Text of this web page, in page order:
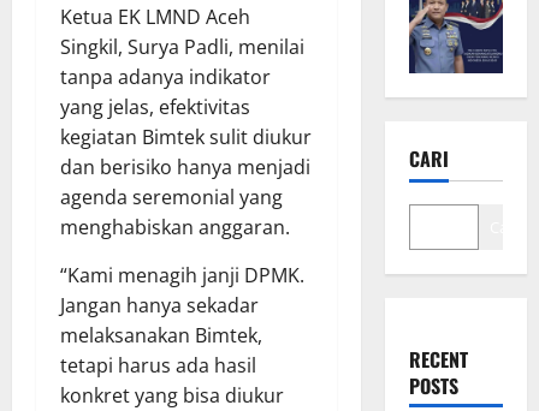
Ketua EK LMND Aceh
Singkil, Surya Padli, menilai
tanpa adanya indikator
yang jelas, efektivitas
kegiatan Bimtek sulit diukur
dan berisiko hanya menjadi
agenda seremonial yang
menghabiskan anggaran.
“Kami menagih janji DPMK.
Jangan hanya sekadar
melaksanakan Bimtek,
tetapi harus ada hasil
konkret yang bisa diukur
CARI
RECENT
POSTS